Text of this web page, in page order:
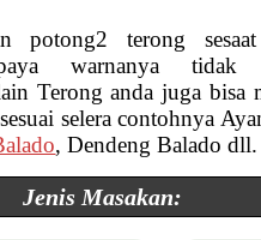
potong2 terong sesaat
warnanya tidak
Terong anda juga bisa
selera contohnya
, Dendeng Balado dll.
Jenis Masakan: